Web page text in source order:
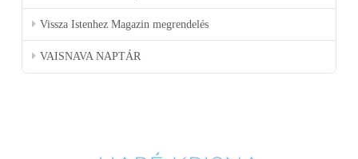
Vissza Istenhez Magazin megrendelés
VAISNAVA NAPTÁR